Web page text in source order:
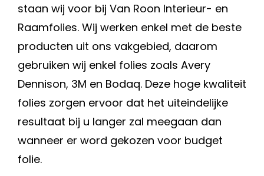
staan wij voor bij Van Roon Interieur- en
Raamfolies. Wij werken enkel met de beste
producten uit ons vakgebied, daarom
gebruiken wij enkel folies zoals Avery
Dennison, 3M en Bodaq. Deze hoge kwaliteit
folies zorgen ervoor dat het uiteindelijke
resultaat bij u langer zal meegaan dan
wanneer er word gekozen voor budget
folie.